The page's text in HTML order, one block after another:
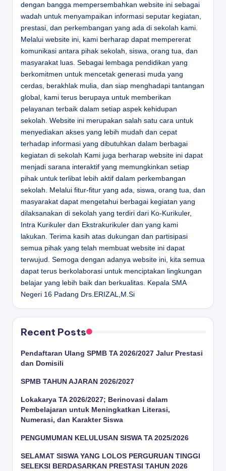
dengan bangga mempersembahkan website ini sebagai
wadah untuk menyampaikan informasi seputar kegiatan,
prestasi, dan perkembangan yang ada di sekolah kami.
Melalui website ini, kami berharap dapat mempererat
komunikasi antara pihak sekolah, siswa, orang tua, dan
masyarakat luas. Sebagai lembaga pendidikan yang
berkomitmen untuk mencetak generasi muda yang
cerdas, berakhlak mulia, dan siap menghadapi tantangan
global, kami terus berupaya untuk memberikan
pelayanan terbaik dalam setiap aspek kehidupan
sekolah. Website ini merupakan salah satu cara untuk
menyediakan akses yang lebih mudah dan cepat
terhadap informasi yang dibutuhkan dalam berbagai
kegiatan di sekolah Kami juga berharap website ini dapat
menjadi sarana interaktif yang memungkinkan setiap
pihak untuk terlibat lebih aktif dalam perkembangan
sekolah. Melalui fitur-fitur yang ada, siswa, orang tua, dan
masyarakat dapat mengetahui berbagai kegiatan yang
dilaksanakan di sekolah yang terdiri dari Ko-Kurikuler,
Intra Kurikuler dan Ekstrakurikuler dan yang kami
lakukan. Terima kasih atas dukungan dan partisipasi
semua pihak yang telah membuat website ini dapat
terwujud. Semoga dengan adanya website ini, kita semua
dapat terus berkolaborasi untuk menciptakan lingkungan
belajar yang lebih baik dan berkualitas.
Kepala SMA
Negeri 16 Padang Drs.ERIZAL,M.Si
Recent Posts
Pendaftaran Ulang SPMB TA 2026/2027 Jalur Prestasi
dan Domisili
SPMB TAHUN AJARAN 2026/2027
Lokakarya TA 2026/2027; Berinovasi dalam
Pembelajaran untuk Meningkatkan Literasi,
Numerasi, dan Karakter Siswa
PENGUMUMAN KELULUSAN SISWA TA 2025/2026
SELAMAT SISWA YANG LOLOS PERGURUAN TINGGI
SELEKSI BERDASARKAN PRESTASI TAHUN 2026